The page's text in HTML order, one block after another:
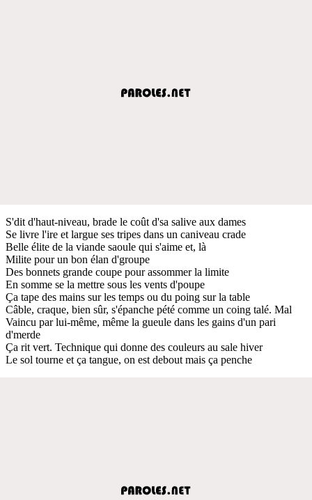
S'dit d'haut-niveau, brade le coût d'sa salive aux dames
Se livre l'ire et largue ses tripes dans un caniveau crade
Belle élite de la viande saoule qui s'aime et, là
Milite pour un bon élan d'groupe
Des bonnets grande coupe pour assommer la limite
En somme se la mettre sous les vents d'poupe
Ça tape des mains sur les temps ou du poing sur la table
Câble, craque, bien sûr, s'épanche pété comme un coing talé. Mal
Vaincu par lui-même, même la gueule dans les gains d'un pari
d'merde
Ça rit vert. Technique qui donne des couleurs au sale hiver
Le sol tourne et ça tangue, on est debout mais ça penche